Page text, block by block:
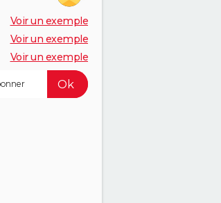
Voir un exemple
Voir un exemple
Voir un exemple